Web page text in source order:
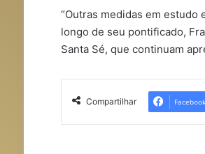
“Outras medidas em estudo
longo de seu pontificado,
Santa Sé, que continuam
Compartilhar Facebook